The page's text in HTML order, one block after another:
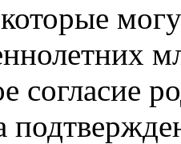
которые
согласие